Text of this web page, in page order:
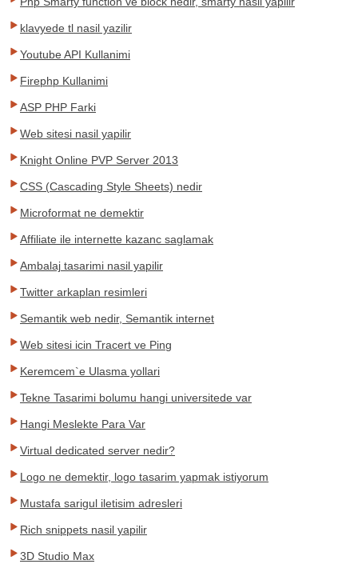
klavyede tl nasil yazilir
Youtube API Kullanimi
Firephp Kullanimi
ASP PHP Farki
Web sitesi nasil yapilir
Knight Online PVP Server 2013
CSS (Cascading Style Sheets) nedir
Microformat ne demektir
Affiliate ile internette kazanc saglamak
Ambalaj tasarimi nasil yapilir
Twitter arkaplan resimleri
Semantik web nedir, Semantik internet
Web sitesi icin Tracert ve Ping
Keremcem`e Ulasma yollari
Tekne Tasarimi bolumu hangi universitede var
Hangi Meslekte Para Var
Virtual dedicated server nedir?
Logo ne demektir, logo tasarim yapmak istiyorum
Mustafa sarigul iletisim adresleri
Rich snippets nasil yapilir
3D Studio Max